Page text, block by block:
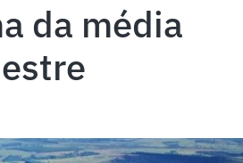
da média